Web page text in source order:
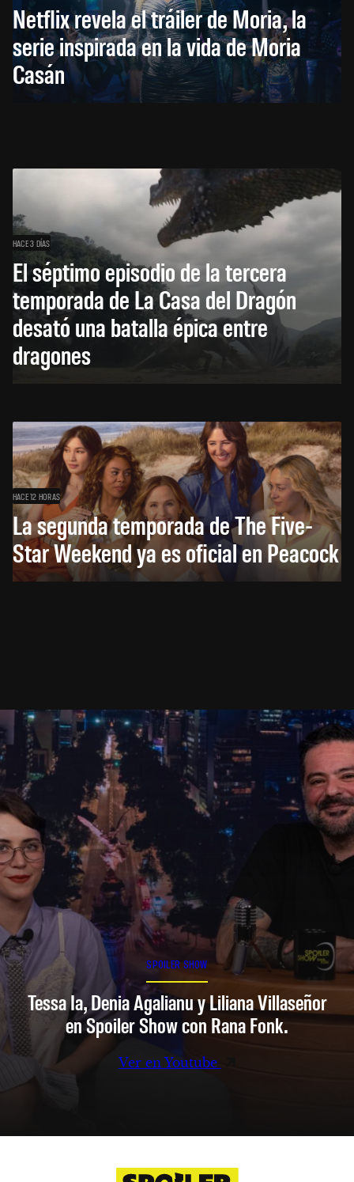
Netflix revela el tráiler de Moria, la
serie inspirada en la vida de Moria
Casán
HACE 3 DÍAS
El séptimo episodio de la tercera
temporada de La Casa del Dragón
desató una batalla épica entre
dragones
HACE 12 HORAS
La segunda temporada de The Five-
Star Weekend ya es oficial en Peacock
SPOILER SHOW
Tessa Ia, Denia Agalianu y Liliana Villaseñor
en Spoiler Show con Rana Fonk.
Ver en Youtube